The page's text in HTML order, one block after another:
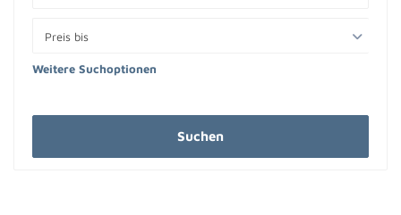
Preis bis
Weitere Suchoptionen
Suchen